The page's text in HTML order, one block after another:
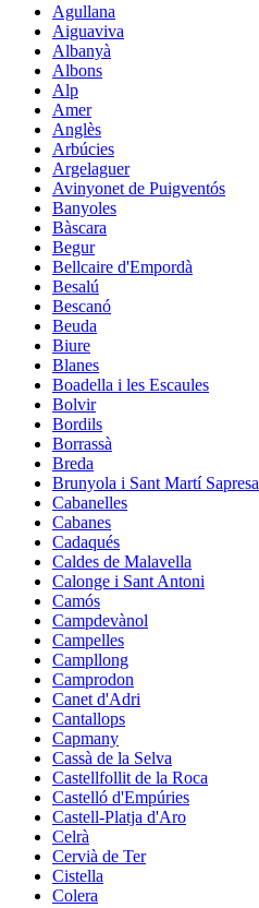
Agullana
Aiguaviva
Albanyà
Albons
Alp
Amer
Anglès
Arbúcies
Argelaguer
Avinyonet de Puigventós
Banyoles
Bàscara
Begur
Bellcaire d'Empordà
Besalú
Bescanó
Beuda
Biure
Blanes
Boadella i les Escaules
Bolvir
Bordils
Borrassà
Breda
Brunyola i Sant Martí Sapresa
Cabanelles
Cabanes
Cadaqués
Caldes de Malavella
Calonge i Sant Antoni
Camós
Campdevànol
Campelles
Campllong
Camprodon
Canet d'Adri
Cantallops
Capmany
Cassà de la Selva
Castellfollit de la Roca
Castelló d'Empúries
Castell-Platja d'Aro
Celrà
Cervià de Ter
Cistella
Colera